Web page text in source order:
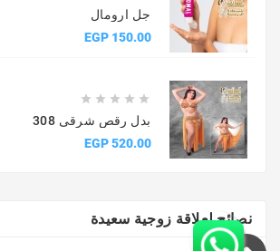
جل ارومال
150.00 EGP





بدل رقص شرقى 308
520.00 EGP
نصائح لعلاقة زوجية سعيدة